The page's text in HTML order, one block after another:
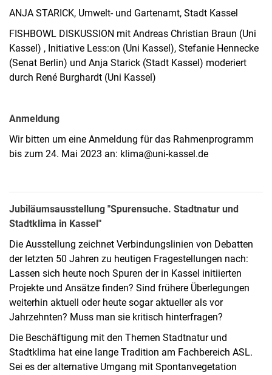
ANJA STARICK, Umwelt- und Gartenamt, Stadt Kassel
FISHBOWL DISKUSSION mit Andreas Christian Braun (Uni
Kassel) , Initiative Less:on (Uni Kassel), Stefanie Hennecke
(Senat Berlin) und Anja Starick (Stadt Kassel) moderiert
durch René Burghardt (Uni Kassel)
Anmeldung
Wir bitten um eine Anmeldung für das Rahmenprogramm
bis zum 24. Mai 2023 an: klima@uni-kassel.de
Jubiläumsausstellung "Spurensuche. Stadtnatur und
Stadtklima in Kassel"
Die Ausstellung zeichnet Verbindungslinien von Debatten
der letzten 50 Jahren zu heutigen Fragestellungen nach:
Lassen sich heute noch Spuren der in Kassel initiierten
Projekte und Ansätze finden? Sind frühere Überlegungen
weiterhin aktuell oder heute sogar aktueller als vor
Jahrzehnten? Muss man sie kritisch hinterfragen?
Die Beschäftigung mit den Themen Stadtnatur und
Stadtklima hat eine lange Tradition am Fachbereich ASL.
Sei es der alternative Umgang mit Spontanvegetation